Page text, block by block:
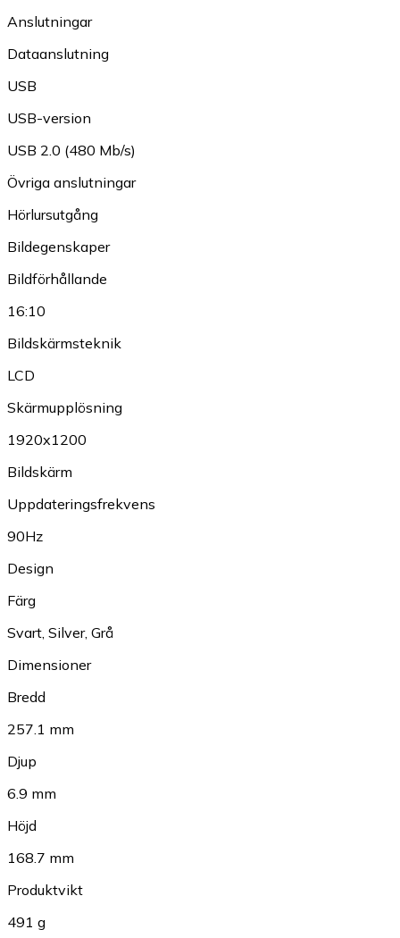
Anslutningar
Dataanslutning
USB
USB-version
USB 2.0 (480 Mb/s)
Övriga anslutningar
Hörlursutgång
Bildegenskaper
Bildförhållande
16:10
Bildskärmsteknik
LCD
Skärmupplösning
1920x1200
Bildskärm
Uppdateringsfrekvens
90Hz
Design
Färg
Svart, Silver, Grå
Dimensioner
Bredd
257.1 mm
Djup
6.9 mm
Höjd
168.7 mm
Produktvikt
491 g